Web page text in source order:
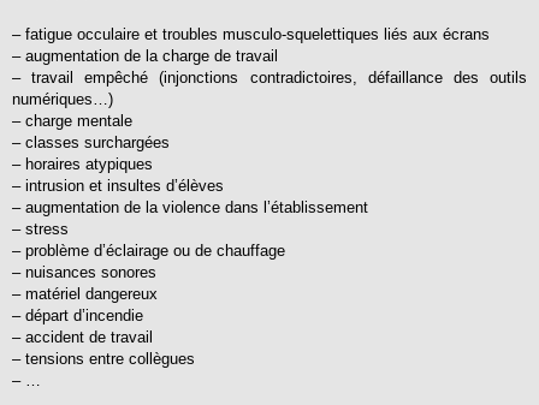
– fatigue occulaire et troubles musculo-squelettiques liés aux écrans
– augmentation de la charge de travail
– travail empêché (injonctions contradictoires, défaillance des outils
numériques…)
– charge mentale
– classes surchargées
– horaires atypiques
– intrusion et insultes d’élèves
– augmentation de la violence dans l’établissement
– stress
– problème d’éclairage ou de chauffage
– nuisances sonores
– matériel dangereux
– départ d’incendie
– accident de travail
– tensions entre collègues
– …